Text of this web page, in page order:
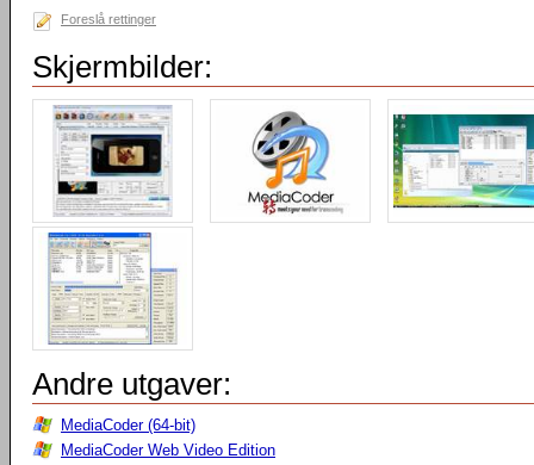
Foreslå rettinger
Skjermbilder:
Andre utgaver:
MediaCoder (64-bit)
MediaCoder Web Video Edition